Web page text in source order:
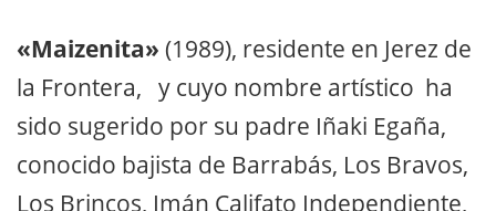
«Maizenita» (1989), residente en Jerez de
la Frontera, y cuyo nombre artístico ha
sido sugerido por su padre Iñaki Egaña,
conocido bajista de Barrabás, Los Bravos,
Los Brincos, Imán Califato Independiente,